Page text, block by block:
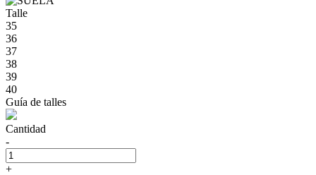
Talle
35
36
37
38
39
40
Guía de talles
Cantidad
-
+